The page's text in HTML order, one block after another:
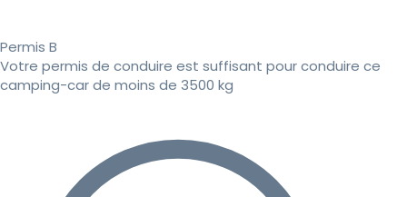
Permis B
Votre permis de conduire est suffisant pour conduire ce
camping-car de moins de 3500 kg